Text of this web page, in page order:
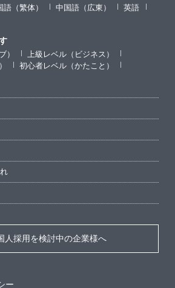
語（繁体） 中国語（広東）
英語
）
上級レベル（ビジネス）
初心者レベル（かたこと）
人採用を検討中の企業様へ
ー